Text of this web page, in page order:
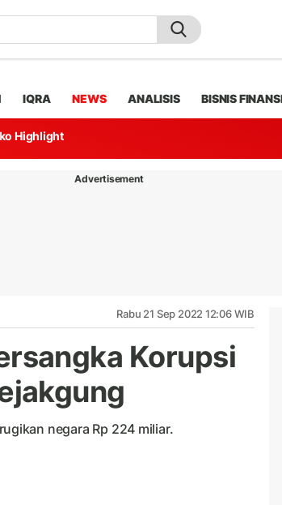
IQRA NEWS ANALISIS BISNIS
Highlight
Advertisement
Rabu 21 Sep 2022 12:06 WIB
Korupsi
negara Rp 224 miliar.